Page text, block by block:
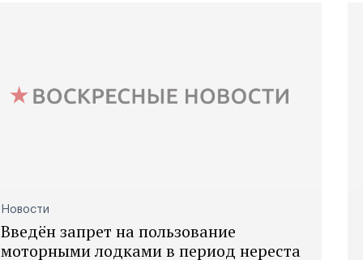
Новости
Введён запрет на пользование
моторными лодками в период нереста